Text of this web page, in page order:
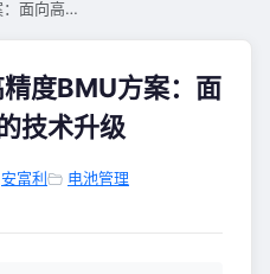
：面向高…
度BMU方案：面
技术升级
安富利
电池管理